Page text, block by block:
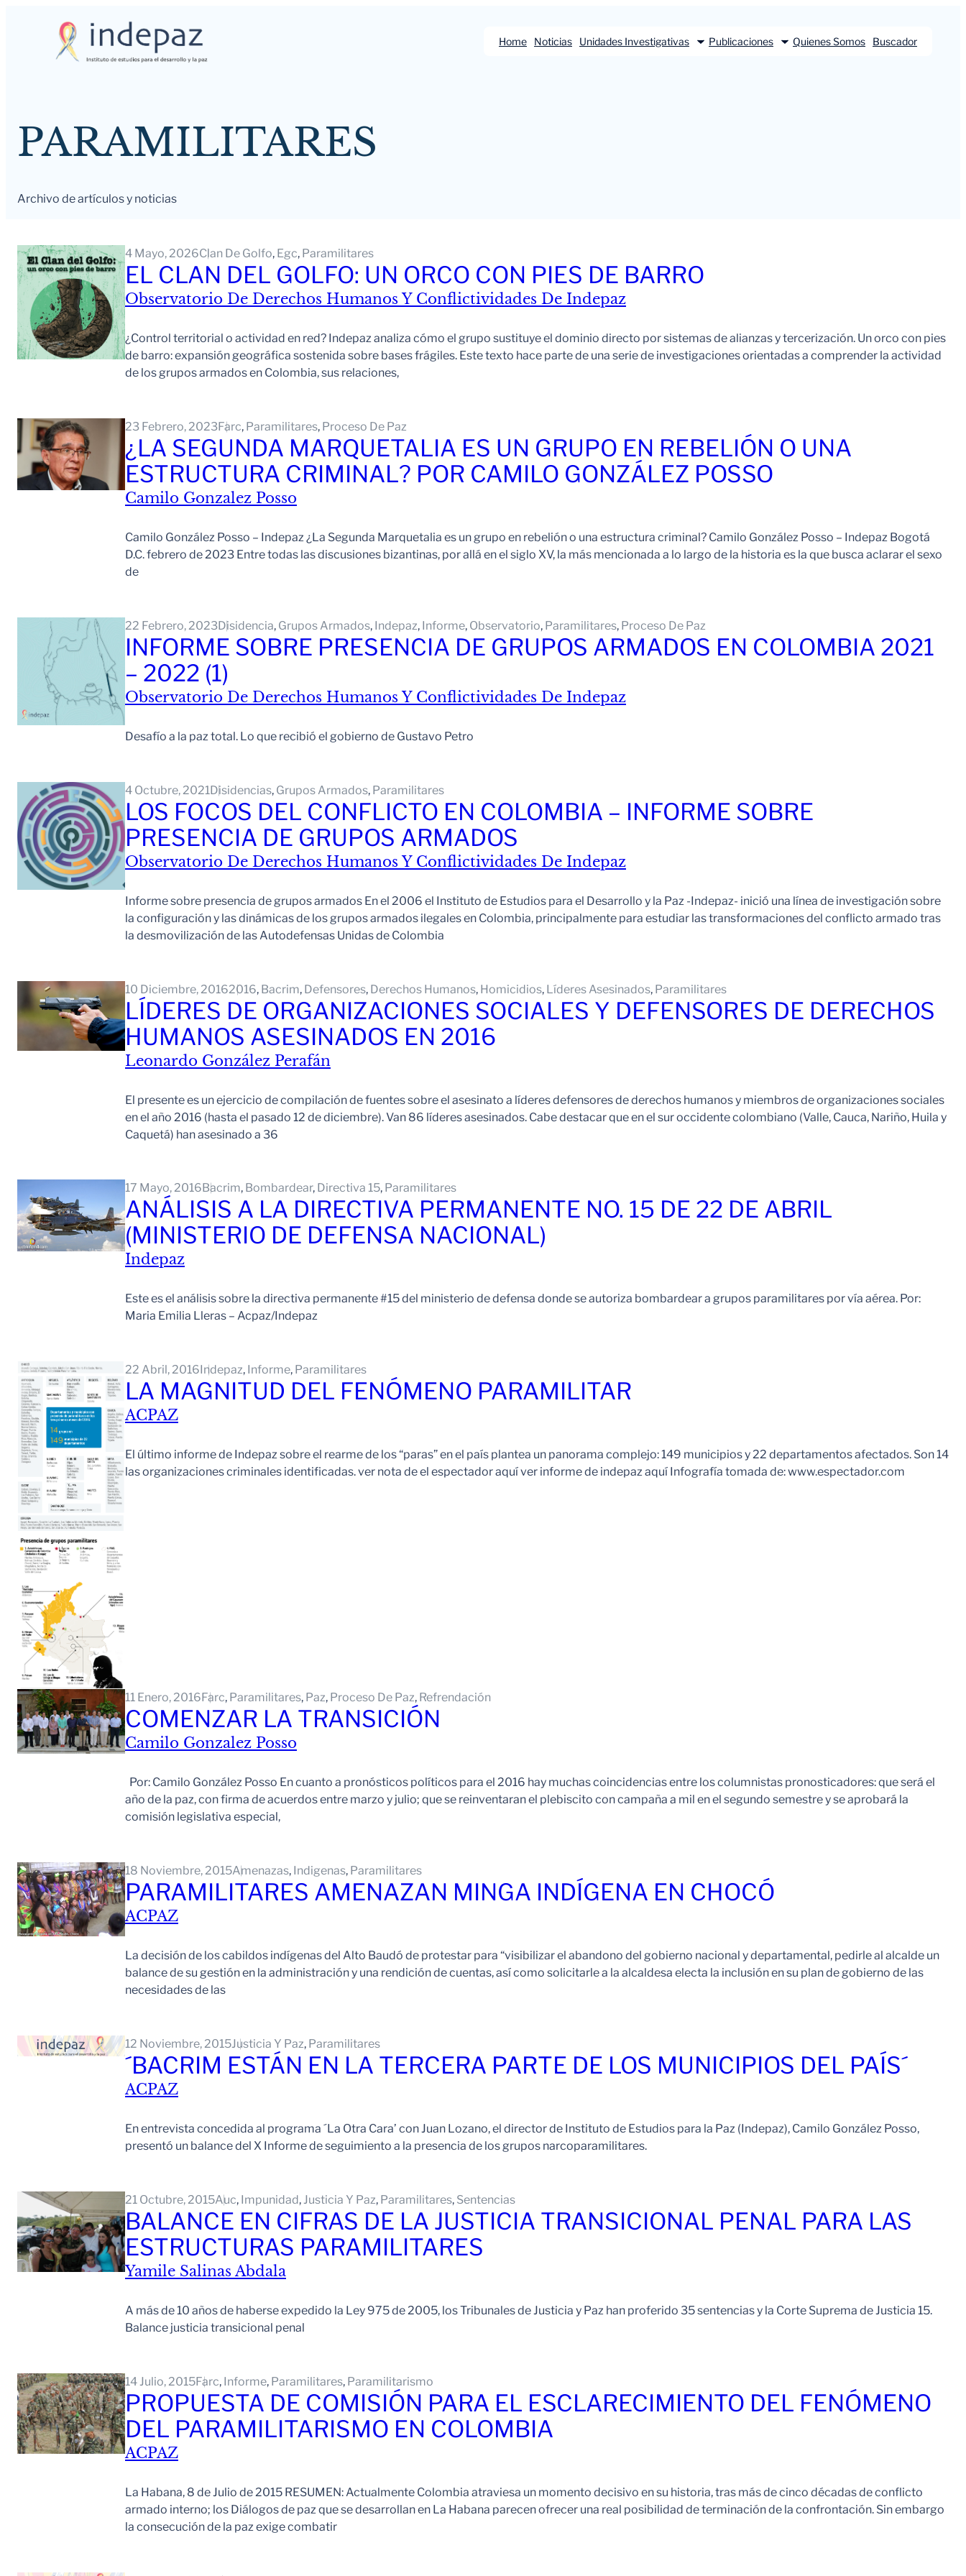
Home Noticias Unidades Investigativas Publicaciones Quienes Somos Buscador
PARAMILITARES
Archivo de artículos y noticias
4 Mayo, 2026Clan De Golfo, Egc, Paramilitares
EL CLAN DEL GOLFO: UN ORCO CON PIES DE BARRO
Observatorio De Derechos Humanos Y Conflictividades De Indepaz
¿Control territorial o actividad en red? Indepaz analiza cómo el grupo sustituye el dominio directo por sistemas de alianzas y tercerización. Un orco con pies
de barro: expansión geográfica sostenida sobre bases frágiles. Este texto hace parte de una serie de investigaciones orientadas a comprender la actividad
de los grupos armados en Colombia, sus relaciones,
23 Febrero, 2023Farc, Paramilitares, Proceso De Paz
¿LA SEGUNDA MARQUETALIA ES UN GRUPO EN REBELIÓN O UNA
ESTRUCTURA CRIMINAL? POR CAMILO GONZÁLEZ POSSO
Camilo Gonzalez Posso
Camilo González Posso – Indepaz ¿La Segunda Marquetalia es un grupo en rebelión o una estructura criminal? Camilo González Posso – Indepaz Bogotá
D.C. febrero de 2023 Entre todas las discusiones bizantinas, por allá en el siglo XV, la más mencionada a lo largo de la historia es la que busca aclarar el sexo
de
22 Febrero, 2023Disidencia, Grupos Armados, Indepaz, Informe, Observatorio, Paramilitares, Proceso De Paz
INFORME SOBRE PRESENCIA DE GRUPOS ARMADOS EN COLOMBIA 2021
– 2022 (1)
Observatorio De Derechos Humanos Y Conflictividades De Indepaz
Desafío a la paz total. Lo que recibió el gobierno de Gustavo Petro
4 Octubre, 2021Disidencias, Grupos Armados, Paramilitares
LOS FOCOS DEL CONFLICTO EN COLOMBIA – INFORME SOBRE
PRESENCIA DE GRUPOS ARMADOS
Observatorio De Derechos Humanos Y Conflictividades De Indepaz
Informe sobre presencia de grupos armados En el 2006 el Instituto de Estudios para el Desarrollo y la Paz -Indepaz- inició una línea de investigación sobre
la configuración y las dinámicas de los grupos armados ilegales en Colombia, principalmente para estudiar las transformaciones del conflicto armado tras
la desmovilización de las Autodefensas Unidas de Colombia
10 Diciembre, 20162016, Bacrim, Defensores, Derechos Humanos, Homicidios, Líderes Asesinados, Paramilitares
LÍDERES DE ORGANIZACIONES SOCIALES Y DEFENSORES DE DERECHOS
HUMANOS ASESINADOS EN 2016
Leonardo González Perafán
El presente es un ejercicio de compilación de fuentes sobre el asesinato a líderes defensores de derechos humanos y miembros de organizaciones sociales
en el año 2016 (hasta el pasado 12 de diciembre). Van 86 líderes asesinados. Cabe destacar que en el sur occidente colombiano (Valle, Cauca, Nariño, Huila y
Caquetá) han asesinado a 36
17 Mayo, 2016 Bacrim, Bombardear, Directiva 15, Paramilitares
ANÁLISIS A LA DIRECTIVA PERMANENTE NO. 15 DE 22 DE ABRIL
(MINISTERIO DE DEFENSA NACIONAL)
Indepaz
Este es el análisis sobre la directiva permanente #15 del ministerio de defensa donde se autoriza bombardear a grupos paramilitares por vía aérea. Por:
Maria Emilia Lleras – Acpaz/Indepaz
22 Abril, 2016 Indepaz, Informe, Paramilitares
LA MAGNITUD DEL FENÓMENO PARAMILITAR
ACPAZ
El último informe de Indepaz sobre el rearme de los “paras” en el país plantea un panorama complejo: 149 municipios y 22 departamentos afectados. Son 14
las organizaciones criminales identificadas. ver nota de el espectador aquí ver informe de indepaz aquí Infografía tomada de: www.espectador.com
11 Enero, 2016 Farc, Paramilitares, Paz, Proceso De Paz, Refrendación
COMENZAR LA TRANSICIÓN
Camilo Gonzalez Posso
Por: Camilo González Posso En cuanto a pronósticos políticos para el 2016 hay muchas coincidencias entre los columnistas pronosticadores: que será el
año de la paz, con firma de acuerdos entre marzo y julio; que se reinventaran el plebiscito con campaña a mil en el segundo semestre y se aprobará la
comisión legislativa especial,
18 Noviembre, 2015Amenazas, Indigenas, Paramilitares
PARAMILITARES AMENAZAN MINGA INDÍGENA EN CHOCÓ
ACPAZ
La decisión de los cabildos indígenas del Alto Baudó de protestar para “visibilizar el abandono del gobierno nacional y departamental, pedirle al alcalde un
balance de su gestión en la administración y una rendición de cuentas, así como solicitarle a la alcaldesa electa la inclusión en su plan de gobierno de las
necesidades de las
12 Noviembre, 2015Justicia Y Paz, Paramilitares
´BACRIM ESTÁN EN LA TERCERA PARTE DE LOS MUNICIPIOS DEL PAÍS´
ACPAZ
En entrevista concedida al programa ´La Otra Cara’ con Juan Lozano, el director de Instituto de Estudios para la Paz (Indepaz), Camilo González Posso,
presentó un balance del X Informe de seguimiento a la presencia de los grupos narcoparamilitares.
21 Octubre, 2015Auc, Impunidad, Justicia Y Paz, Paramilitares, Sentencias
BALANCE EN CIFRAS DE LA JUSTICIA TRANSICIONAL PENAL PARA LAS
ESTRUCTURAS PARAMILITARES
Yamile Salinas Abdala
A más de 10 años de haberse expedido la Ley 975 de 2005, los Tribunales de Justicia y Paz han proferido 35 sentencias y la Corte Suprema de Justicia 15.
Balance justicia transicional penal
14 Julio, 2015Farc, Informe, Paramilitares, Paramilitarismo
PROPUESTA DE COMISIÓN PARA EL ESCLARECIMIENTO DEL FENÓMENO
DEL PARAMILITARISMO EN COLOMBIA
ACPAZ
La Habana, 8 de Julio de 2015 RESUMEN: Actualmente Colombia atraviesa un momento decisivo en su historia, tras más de cinco décadas de conflicto
armado interno; los Diálogos de paz que se desarrollan en La Habana parecen ofrecer una real posibilidad de terminación de la confrontación. Sin embargo
la consecución de la paz exige combatir